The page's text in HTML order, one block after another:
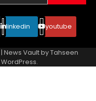
linkedin youtube
| News Vault byTahseen
WordPress.